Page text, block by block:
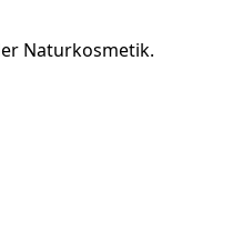
Naturkosmetik.